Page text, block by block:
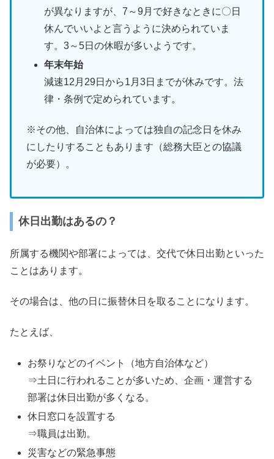
が異なりますが、7～9月で好きなときに〇日
休んでいいよと言うように決められていま
す。3～5日の休暇が多いようです。
年末年始
減速12月29日から1月3日までが休みです。法
律・条例で定められています。
※その他、自治体によっては独自の記念日を休み
にしたりすることもあります（総務大臣との協議
が必要）。
休日出勤はあるの？
所属する機関や部署によっては、交代で休日出勤といった
ことはあります。
その場合は、他の日に振替休日を取ることになります。
たとえば、
お祭りなどのイベント（地方自治体など）
⇒土日に行われることが多いため、企画・運営する
部署は休日出勤が多くなる。
休日窓口を設置する
⇒職員は出勤。
災害などの緊急事態